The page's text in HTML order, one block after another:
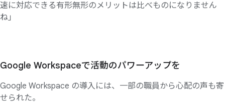
速に対応できる有形無形のメリットは比べものになりません
ね」
Google Workspaceで活動のパワーアップを
Google Workspace の導入には、一部の職員から心配の声も寄
せられた。